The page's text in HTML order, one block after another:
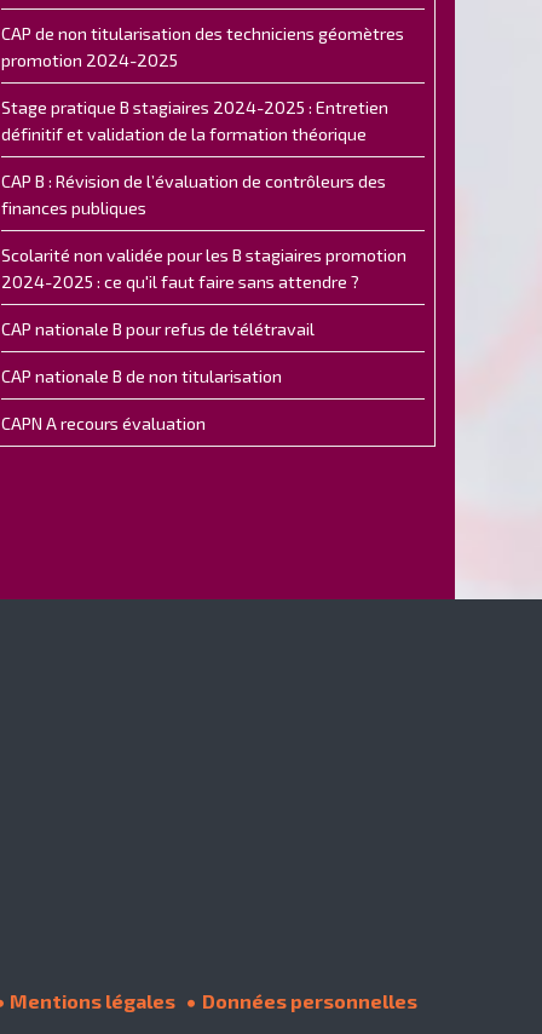
CAP de non titularisation des techniciens géomètres
promotion 2024-2025
Stage pratique B stagiaires 2024-2025 : Entretien
définitif et validation de la formation théorique
CAP B : Révision de l’évaluation de contrôleurs des
finances publiques
Scolarité non validée pour les B stagiaires promotion
2024-2025 : ce qu'il faut faire sans attendre ?
CAP nationale B pour refus de télétravail
CAP nationale B de non titularisation
CAPN A recours évaluation
Mentions légales Données personnelles